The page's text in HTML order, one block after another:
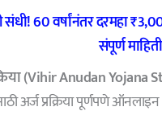
संधी! 60 वर्षांनंतर दरमहा
संपूर्ण माहिती
(Vihir Anudan Yojana
अर्ज प्रक्रिया पूर्णपणे